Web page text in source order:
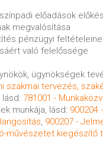
előadások
megvalósítása
pénzügyi
való felelőssége
ügynökségek
szakmai tervezés,
781001 -
munkája, lásd: 900204
, 900207 -
művészetet kiegészítő